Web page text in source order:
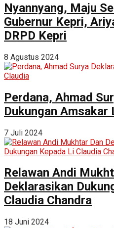
Nyannyang, Maju
Gubernur Kepri,
DRPD Kepri
8 Agustus 2024
Perdana, Ahmad
Dukungan Amsakar
7 Juli 2024
Relawan Andi
Deklarasikan
Claudia Chandra
18 Juni 2024